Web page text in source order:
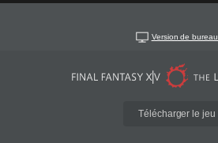
Version de bureau
Télécharger le jeu